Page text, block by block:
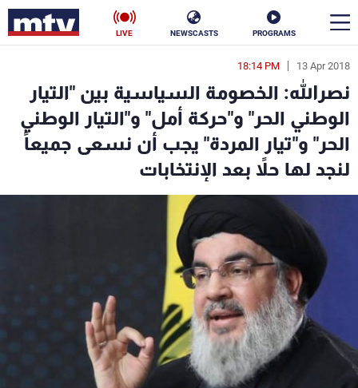
PROGRAMS
NEWSCASTS
LIVE
13 Apr 2018
18:14 PM
نصرالله: الخصومة السياسية بين "التيار
الوطني الحر" و"حركة أمل" و"التيار الوطني
الحر" و"تيار المردة" يجب أن نسعى جميعاً
لنجد لها حلاً بعد الإنتخابات
en
الأخبار
سياسة ناس
إقتصاد فن
منوعات
كأس العالم
البرامج
جدول البرامج